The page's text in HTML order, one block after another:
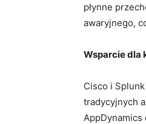
płynne
awaryjnego,
Wsparcie dla
Cisco i
tradycyjnych